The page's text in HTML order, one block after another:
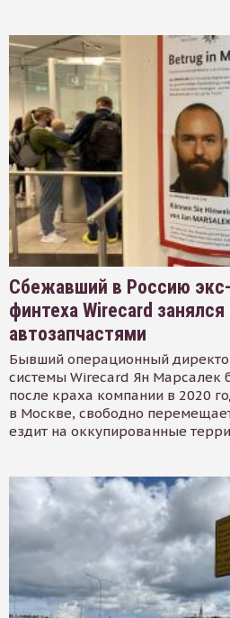
Сбежавший в Россию
финтеха Wirecard
автозапчастями
Бывший операционный
системы Wirecard Ян Марсалек
после краха компании в 2020
в Москве, свободно
ездит на оккупированные